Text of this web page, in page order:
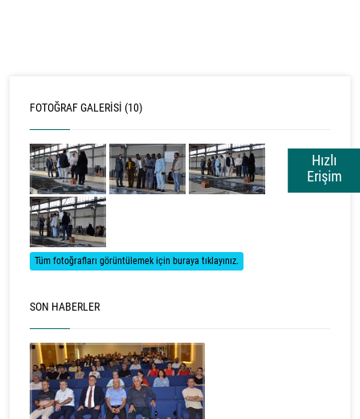
Hızlı
Erişim
FOTOĞRAF GALERISI (10)
Tüm fotoğrafları görüntülemek için buraya tıklayınız.
SON HABERLER